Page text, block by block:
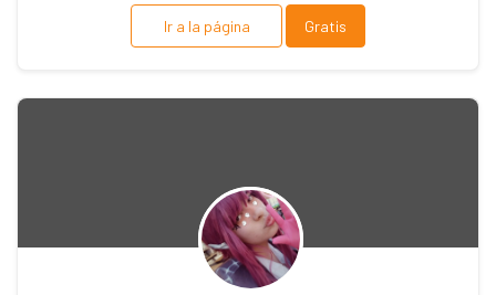
Ir a la página Gratis